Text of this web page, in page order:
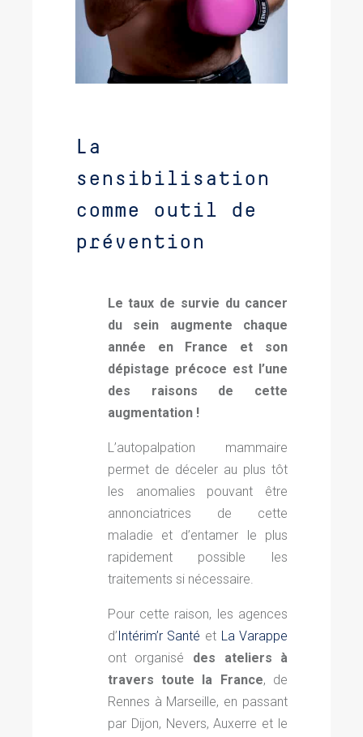
La
sensibilisation
comme outil de
prévention
Le taux de survie du cancer
du sein augmente chaque
année en France et son
dépistage précoce est l’une
des raisons de cette
augmentation !
L’autopalpation mammaire
permet de déceler au plus tôt
les anomalies pouvant être
annonciatrices de cette
maladie et d’entamer le plus
rapidement possible les
traitements si nécessaire.
Pour cette raison, les agences
d’Intérim’r Santé et La Varappe
ont organisé des ateliers à
travers toute la France, de
Rennes à Marseille, en passant
par Dijon, Nevers, Auxerre et le